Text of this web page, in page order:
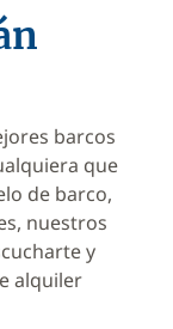
barcos
que
de barco,
nuestros
y
alquiler